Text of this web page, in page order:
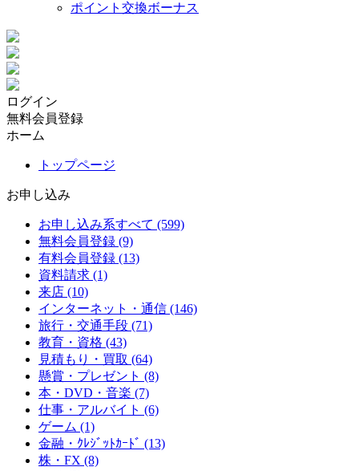
ポイント交換ボーナス
ログイン
無料会員登録
ホーム
トップページ
お申し込み
お申し込み系すべて (599)
無料会員登録 (9)
有料会員登録 (13)
資料請求 (1)
来店 (10)
インターネット・通信 (146)
旅行・交通手段 (71)
教育・資格 (43)
見積もり・買取 (64)
懸賞・プレゼント (8)
本・DVD・音楽 (7)
仕事・アルバイト (6)
ゲーム (1)
金融・ｸﾚｼﾞｯﾄｶｰﾄﾞ (13)
株・FX (8)